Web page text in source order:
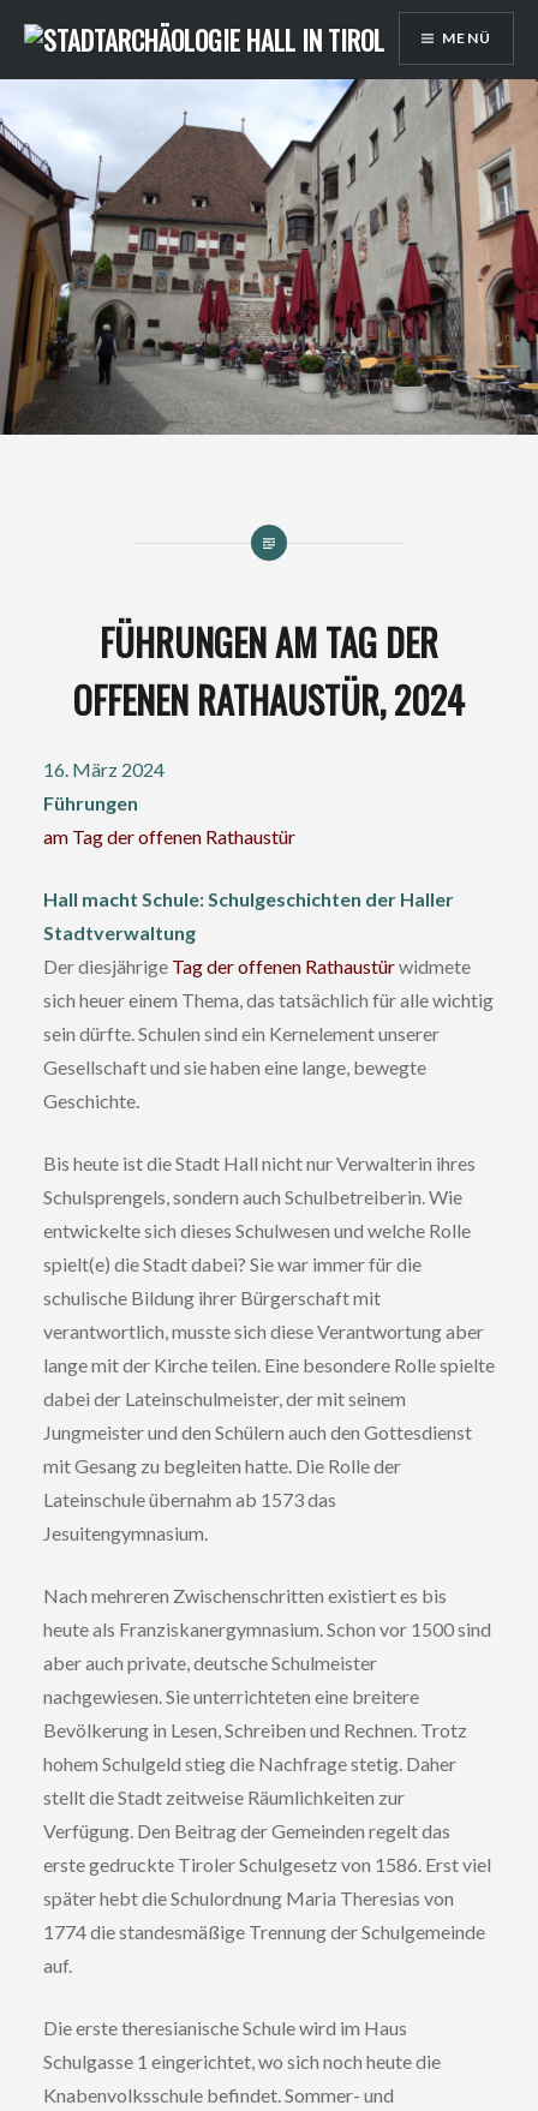
zum
Inhalt
MENÜ
FÜHRUNGEN AM TAG DER
OFFENEN RATHAUSTÜR, 2024
16. März 2024
Führungen
am Tag der offenen Rathaustür
Hall macht Schule: Schulgeschichten der Haller
Stadtverwaltung
Der diesjährige Tag der offenen Rathaustürwidmete
sich heuer einem Thema, das tatsächlich für alle wichtig
sein dürfte. Schulen sind ein Kernelement unserer
Gesellschaft und sie haben eine lange, bewegte
Geschichte.
Bis heute ist die Stadt Hall nicht nur Verwalterin ihres
Schulsprengels, sondern auch Schulbetreiberin. Wie
entwickelte sich dieses Schulwesen und welche Rolle
spielt(e) die Stadt dabei? Sie war immer für die
schulische Bildung ihrer Bürgerschaft mit
verantwortlich, musste sich diese Verantwortung aber
lange mit der Kirche teilen. Eine besondere Rolle spielte
dabei der Lateinschulmeister, der mit seinem
Jungmeister und den Schülern auch den Gottesdienst
mit Gesang zu begleiten hatte. Die Rolle der
Lateinschule übernahm ab 1573 das
Jesuitengymnasium.
Nach mehreren Zwischenschritten existiert es bis
heute als Franziskanergymnasium. Schon vor 1500 sind
aber auch private, deutsche Schulmeister
nachgewiesen. Sie unterrichteten eine breitere
Bevölkerung in Lesen, Schreiben und Rechnen. Trotz
hohem Schulgeld stieg die Nachfrage stetig. Daher
stellt die Stadt zeitweise Räumlichkeiten zur
Verfügung. Den Beitrag der Gemeinden regelt das
erste gedruckte Tiroler Schulgesetz von 1586. Erst viel
später hebt die Schulordnung Maria Theresias von
1774 die standesmäßige Trennung der Schulgemeinde
auf.
Die erste theresianische Schule wird im Haus
Schulgasse 1 eingerichtet, wo sich noch heute die
Knabenvolksschule befindet. Sommer- und